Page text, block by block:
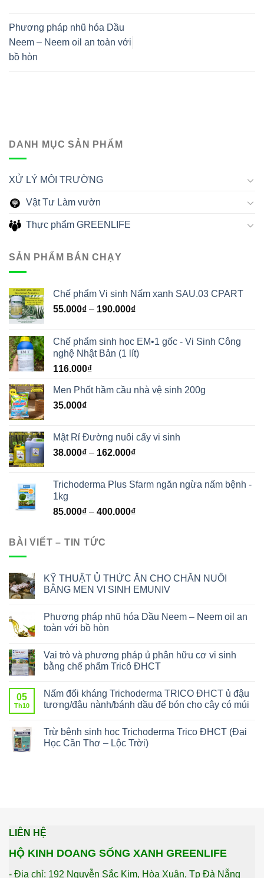
Phương pháp nhũ hóa Dầu
Neem – Neem oil an toàn với
bồ hòn
DANH MỤC SẢN PHẨM
XỬ LÝ MÔI TRƯỜNG
Vật Tư Làm vườn
Thực phẩm GREENLIFE
SẢN PHẨM BÁN CHẠY
Chế phẩm Vi sinh Nấm xanh SAU.03 CPART
55.000₫ – 190.000₫
Chế phẩm sinh học EM•1 gốc - Vi Sinh Công
nghệ Nhật Bản (1 lít)
116.000₫
Men Phốt hầm cầu nhà vệ sinh 200g
35.000₫
Mật Rỉ Đường nuôi cấy vi sinh
38.000₫ – 162.000₫
Trichoderma Plus Sfarm ngăn ngừa nấm bệnh -
1kg
85.000₫ – 400.000₫
BÀI VIẾT – TIN TỨC
KỸ THUẬT Ủ THỨC ĂN CHO CHĂN NUÔI
BẰNG MEN VI SINH EMUNIV
Phương pháp nhũ hóa Dầu Neem – Neem oil an
toàn với bồ hòn
Vai trò và phương pháp ủ phân hữu cơ vi sinh
bằng chế phẩm Tricô ĐHCT
05
Th10
Nấm đối kháng Trichoderma TRICO ĐHCT ủ đậu
tương/đậu nành/bánh dầu để bón cho cây có múi
Trừ bệnh sinh học Trichoderma Trico ĐHCT (Đại
Học Cần Thơ – Lộc Trời)
LIÊN HỆ
HỘ KINH DOANG SỐNG XANH GREENLIFE
- Địa chỉ: 192 Nguyễn Sắc Kim, Hòa Xuân, Tp Đà Nẵng